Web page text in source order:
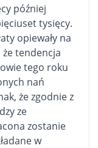
później
tysięcy.
opiewały na
tendencja
tego roku
nań
że zgodnie z
ze
zostanie
w